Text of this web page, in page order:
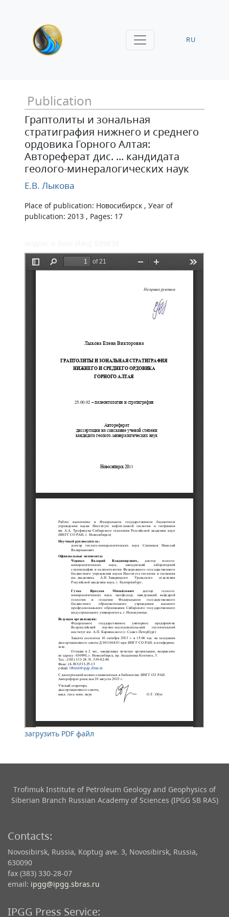
RU
Publication
Граптолиты и зональная
стратиграфия нижнего и среднего
ордовика Горного Алтая:
Автореферат дис. ... кандидата
геолого-минералогических наук
Е.В. Лыкова
Place of publication: Новосибирск , Уear of
publication: 2013 , Pages: 17
загрузить PDF файл
Trofimuk Institute of Petroleum Geology and Geophysics​ of
Siberian Branch Russian Academy of Sciences (IPGG SB RAS)
Contacts:
Novosibirsk, Russia, Koptug ave. 3, Novosibirsk, Russia,
630090
fax (383) 330-28-07
email: ipgg@ipgg.sbras.ru
IPGG Press Service: